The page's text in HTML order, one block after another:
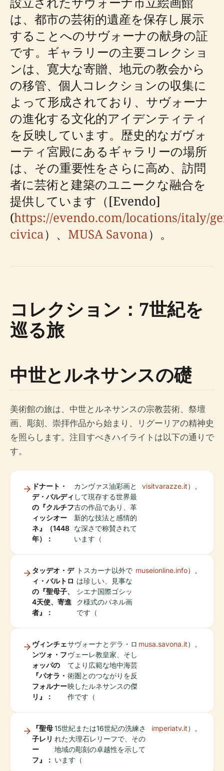
は、都市の芸術的遺産を保存し展示
することへのサヴォーナの献身の証
です。ギャラリーの主要コレクショ
ンは、寛大な寄贈、地元の教会から
の移管、個人コレクションの収集に
よって形成されており、サヴォーナ
の進化する文化的アイデンティティ
を反映しています。歴史的なガヴォ
ーティ宮殿にあるギャラリーの場所
は、その重要性をさらに高め、訪問
者に芸術と建築のユニークな融合を
提供しています（[Evendo]
(https://evendo.com/locations/italy/
civica）、 MUSA Savona）。
コレクション：7世紀を
巡る旅
中世とルネサンスの礎
美術館の旅は、中世とルネサンスの宗教芸術、祭壇
画、彫刻、崇拝作品から始まり、リグーリアの精神史
を照らします。注目すべきハイライトは以下の通りで
す。
ドナート・
デ・バルディ
の『クルチフ
ィッシオー
ネ』（1448
年）：
カンヴァス油彩画と
して現存する世界最
古の作品であり、革
新的な技法と感情的
な深さで称賛されて
います（
visitvarazze.it）。
タッデオ・デ
ィ・バルトロ
の『聖母子、
4天使、寄進
者』：
トスカーナ以外で
は珍しい、見事な
シエナ国際ゴシッ
ク様式のパネル画
です（
museionline.info）。
ヴィンチェ
ンツォ・フ
ォッパの
『パオラ・
フォルナー
リ』：
サヴォーナとデラ・ロ
ヴェーレ教皇家、そし
てより広範な地中海芸
術圏とのつながりを反
映したルネサンスの傑
作です（
musa.savona.it）。
『聖母
子レリ
ー
フ』：
15世紀または16世紀の洗練さ
れた大理石レリーフで、その
地域の彫刻の卓越性を示して
います（
imperiatv.it）。